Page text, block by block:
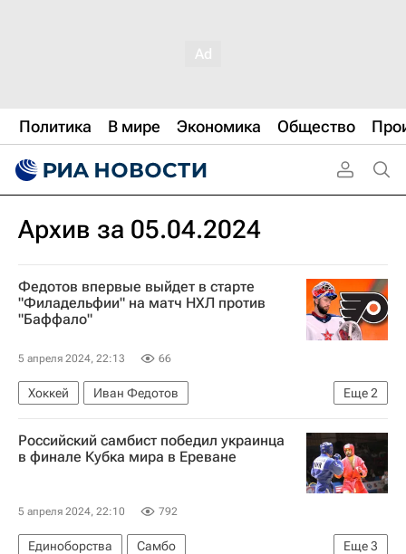
Политика В мире Экономика Общество
Архив за 05.04.2024
Федотов впервые выйдет в старте
"Филадельфии" на матч НХЛ против
"Баффало"
5 апреля 2024, 22:13 66
Еще2
Хоккей
Иван Федотов
Филадельфия Флайерз
Национальная хоккейная лига (НХЛ)
Российский самбист победил украинца
в финале Кубка мира в Ереване
5 апреля 2024, 22:10 792
Еще3
Единоборства
Самбо